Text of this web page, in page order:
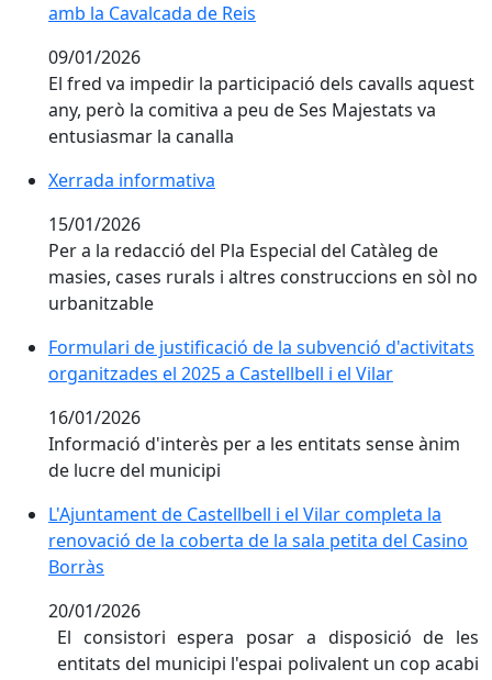
amb la Cavalcada de Reis
09/01/2026
El fred va impedir la participació dels cavalls aquest
any, però la comitiva a peu de Ses Majestats va
entusiasmar la canalla
Xerrada informativa
Xerrada informativa
15/01/2026
Per a la redacció del Pla Especial del Catàleg de
masies, cases rurals i altres construccions en sòl no
urbanitzable
Formulari de justificació de la subvenció d'activitats
organitzades el 2025 a Castellbell i el Vilar
16/01/2026
Informació d'interès per a les entitats sense ànim
de lucre del municipi
L'Ajuntament de Castellbell i el Vilar completa la
L'Ajuntament de Castellbell i el Vilar completa la
renovació de la coberta de la sala petita del Casino
Borràs
20/01/2026
El consistori espera posar a disposició de les
entitats del municipi l'espai polivalent un cop acabi